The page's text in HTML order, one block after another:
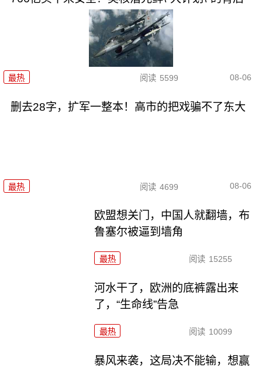
最热 阅读 5599 08-06
删去28字，扩军一整本！高市的把戏骗不了东大
最热 阅读 4699 08-06
欧盟想关门，中国人就翻墙，布
鲁塞尔被逼到墙角
最热 阅读 15255
河水干了，欧洲的底裤露出来
了，“生命线”告急
最热 阅读 10099
暴风来袭，这局决不能输，想赢